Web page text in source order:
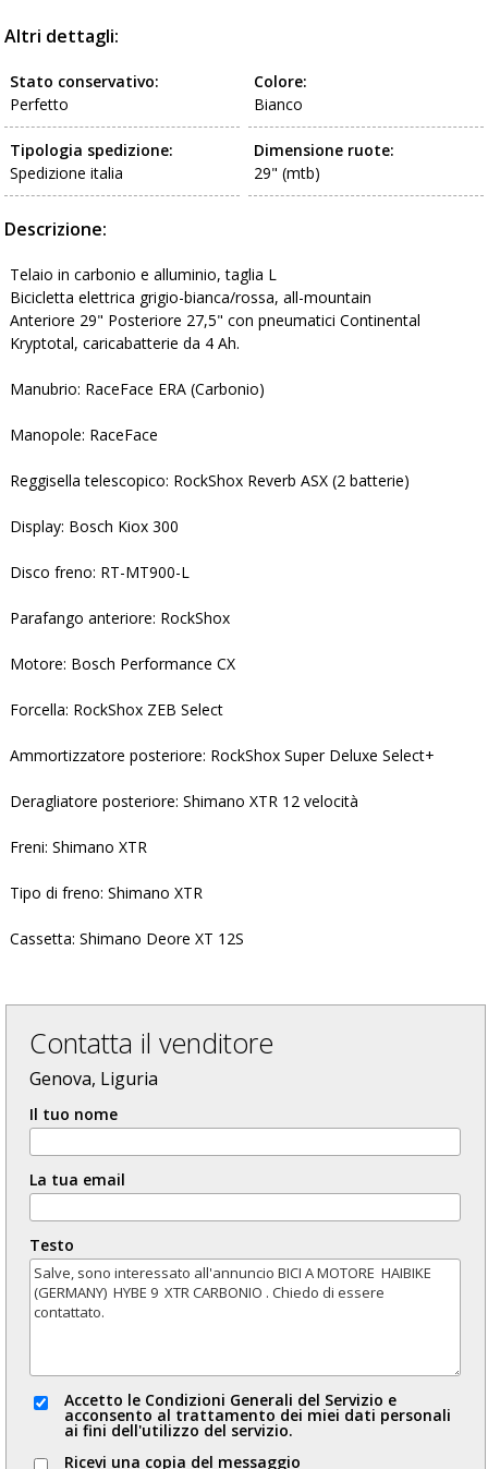
Altri dettagli:
Colore:
Bianco
Stato conservativo:
Perfetto
Dimensione ruote:
29" (mtb)
Tipologia spedizione:
Spedizione italia
Descrizione:
Telaio in carbonio e alluminio, taglia L
Bicicletta elettrica grigio-bianca/rossa, all-mountain
Anteriore 29" Posteriore 27,5" con pneumatici Continental
Kryptotal, caricabatterie da 4 Ah.
Manubrio: RaceFace ERA (Carbonio)
Manopole: RaceFace
Reggisella telescopico: RockShox Reverb ASX (2 batterie)
Display: Bosch Kiox 300
Disco freno: RT-MT900-L
Parafango anteriore: RockShox
Motore: Bosch Performance CX
Forcella: RockShox ZEB Select
Ammortizzatore posteriore: RockShox Super Deluxe Select+
Deragliatore posteriore: Shimano XTR 12 velocità
Freni: Shimano XTR
Tipo di freno: Shimano XTR
Cassetta: Shimano Deore XT 12S
Contatta il venditore
Genova, Liguria
Il tuo nome
La tua email
Testo
Accetto le Condizioni Generali del Servizio e
acconsento al trattamento dei miei dati personali
ai fini dell'utilizzo del servizio.
Ricevi una copia del messaggio